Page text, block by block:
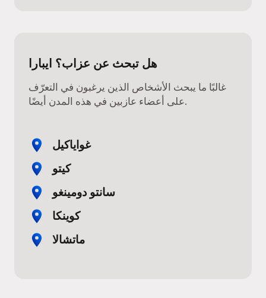
هل تبحث عن عزاب؟ ايبارا
غالبًا ما يبحث الأشخاص الذين يرغبون في التعرّف
على أعضاء عازبين في هذه المدن أيضًا.
غواياكيل
كيتو
سانتو دومينغو
كوينكا
ماتشالا